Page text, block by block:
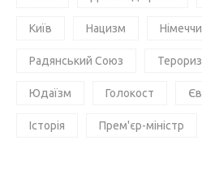
Київ Нацизм
Радянський Союз
Юдаїзм Голокост
Історія Прем'єр-міністр